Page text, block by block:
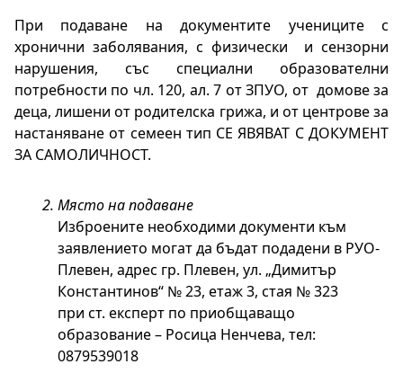
При подаване на документите учениците с
хронични заболявания, с физически  и сензорни
нарушения, със специални образователни
потребности по чл. 120, ал. 7 от ЗПУО, от  домове за
деца, лишени от родителска грижа, и от центрове за
настаняване от семеен тип СЕ ЯВЯВАТ С ДОКУМЕНТ
ЗА САМОЛИЧНОСТ.
Място на подаване
Изброените необходими документи към
заявлението могат да бъдат подадени в РУО-
Плевен, адрес гр. Плевен, ул. „Димитър
Константинов“ № 23, етаж 3, стая № 323
при ст. експерт по приобщаващо
образование – Росица Ненчева, тел:
0879539018